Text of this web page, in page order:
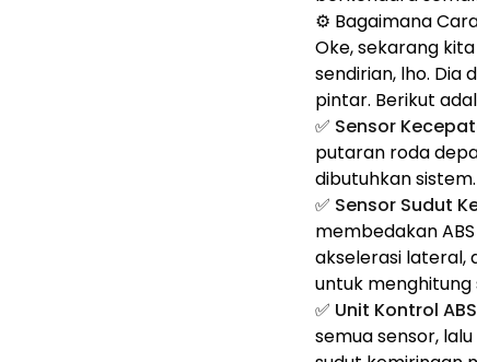
⚙️ Bagaimana
Oke, sekarang
sendirian, lho. Dia
pintar. Berikut
✅ Sensor
putaran roda
dibutuhkan sistem.
✅ Sensor Sudut
membedakan
akselerasi lateral,
untuk
✅ Unit Kontrol
semua sensor,